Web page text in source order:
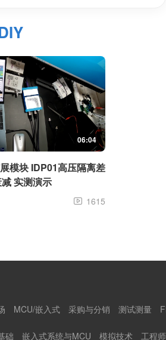
06:04
模块 IDP01高压隔离差
实测演示
 1615
MCU/嵌入式 采购与分销 测试测量
础 嵌入式系统与MCU 模拟技术 工程